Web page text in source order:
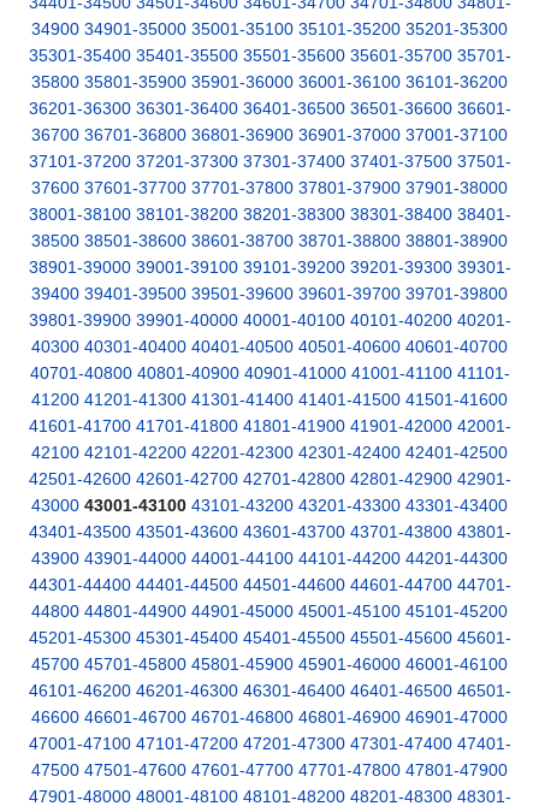
34900 34901-35000 35001-35100 35101-35200 35201-35300
35301-35400 35401-35500 35501-35600 35601-35700 35701-
35800 35801-35900 35901-36000 36001-36100 36101-36200
36201-36300 36301-36400 36401-36500 36501-36600 36601-
36700 36701-36800 36801-36900 36901-37000 37001-37100
37101-37200 37201-37300 37301-37400 37401-37500 37501-
37600 37601-37700 37701-37800 37801-37900 37901-38000
38001-38100 38101-38200 38201-38300 38301-38400 38401-
38500 38501-38600 38601-38700 38701-38800 38801-38900
38901-39000 39001-39100 39101-39200 39201-39300 39301-
39400 39401-39500 39501-39600 39601-39700 39701-39800
39801-39900 39901-40000 40001-40100 40101-40200 40201-
40300 40301-40400 40401-40500 40501-40600 40601-40700
40701-40800 40801-40900 40901-41000 41001-41100 41101-
41200 41201-41300 41301-41400 41401-41500 41501-41600
41601-41700 41701-41800 41801-41900 41901-42000 42001-
42100 42101-42200 42201-42300 42301-42400 42401-42500
42501-42600 42601-42700 42701-42800 42801-42900 42901-
43000 43001-43100 43101-43200 43201-43300 43301-43400
43401-43500 43501-43600 43601-43700 43701-43800 43801-
43900 43901-44000 44001-44100 44101-44200 44201-44300
44301-44400 44401-44500 44501-44600 44601-44700 44701-
44800 44801-44900 44901-45000 45001-45100 45101-45200
45201-45300 45301-45400 45401-45500 45501-45600 45601-
45700 45701-45800 45801-45900 45901-46000 46001-46100
46101-46200 46201-46300 46301-46400 46401-46500 46501-
46600 46601-46700 46701-46800 46801-46900 46901-47000
47001-47100 47101-47200 47201-47300 47301-47400 47401-
47500 47501-47600 47601-47700 47701-47800 47801-47900
47901-48000 48001-48100 48101-48200 48201-48300 48301-